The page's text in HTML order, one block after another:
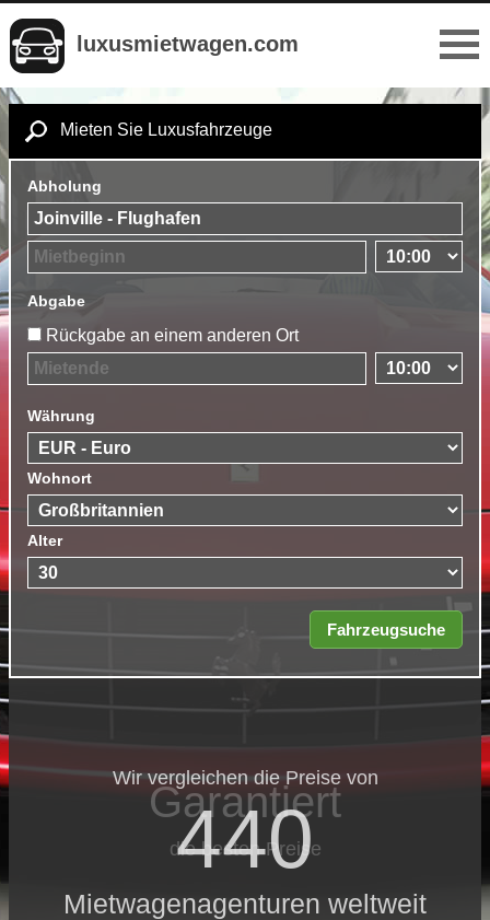
luxusmietwagen.com
Mieten Sie Luxusfahrzeuge
Abholung
Abgabe
Rückgabe an einem anderen Ort
Währung
Wohnort
Alter
Wir vergleichen die Preise von
440
Mietwagenagenturen weltweit
Garantiert
die besten Preise